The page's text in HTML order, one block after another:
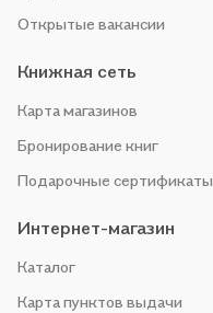
Открытые вакансии
Книжная сеть
Карта магазинов
Бронирование книг
Подарочные сертификаты
Интернет-магазин
Каталог
Карта пунктов выдачи